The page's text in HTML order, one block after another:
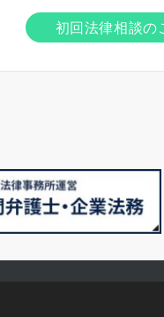
初回法律相談の